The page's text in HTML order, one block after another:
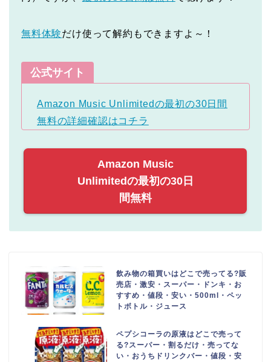
無料体験だけ使って解約もできますよ～！
公式サイト
Amazon Music Unlimitedの最初の30日間
無料の詳細確認はコチラ
Amazon Music
Unlimitedの最初の30日
間無料
飲み物の箱買いはどこで売ってる?販
売店・激安・スーパー・ドンキ・お
すすめ・値段・安い・500ml・ペッ
トボトル・ジュース
ペプシコーラの原液はどこで売って
る?スーパー・割るだけ・売ってな
い・おうちドリンクバー・値段・安